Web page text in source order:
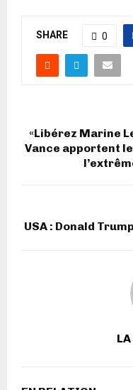
SHARE 0
«Libérez Marine
Vance apportent
USA : Donald